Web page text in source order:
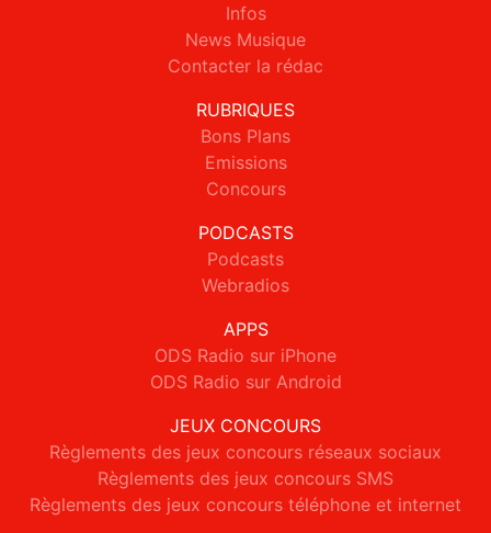
Infos
News Musique
Contacter la rédac
RUBRIQUES
Bons Plans
Emissions
Concours
PODCASTS
Podcasts
Webradios
APPS
ODS Radio sur iPhone
ODS Radio sur Android
JEUX CONCOURS
Règlements des jeux concours réseaux sociaux
Règlements des jeux concours SMS
Règlements des jeux concours téléphone et internet